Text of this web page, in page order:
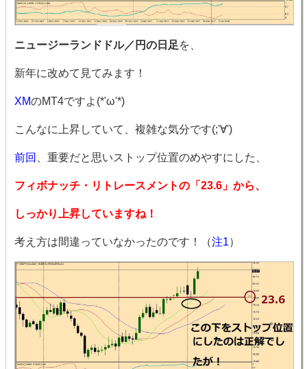
ニュージーランドドル／円の日足 を、
新年に改めて見てみます！
XMのMT4ですよ(*'ω'*)
こんなに上昇していて、複雑な気分です(;'∀')
前回 、重要だと思いストップ位置のめやすにした、
フィボナッチ・リトレースメントの「23.6」から、
しっかり上昇していますね！
考え方は間違っていなかったのです！（注1）